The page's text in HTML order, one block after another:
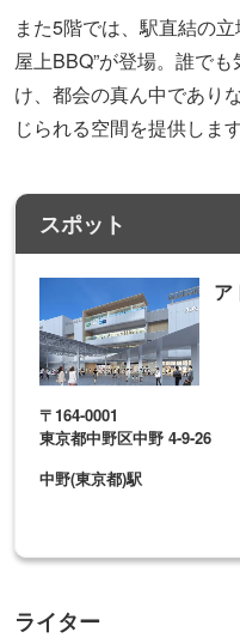
また5階では、駅直結の
屋上BBQ”が登場。誰で
け、都会の真ん中であり
じられる空間を提供します
スポット
ア
〒164-0001
東京都中野区中野 4-9-26
中野(東京都)駅
ライター